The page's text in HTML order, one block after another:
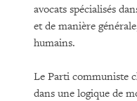
avocats spécialisés
et de manière
humains.
Le Parti communiste
dans une logique de